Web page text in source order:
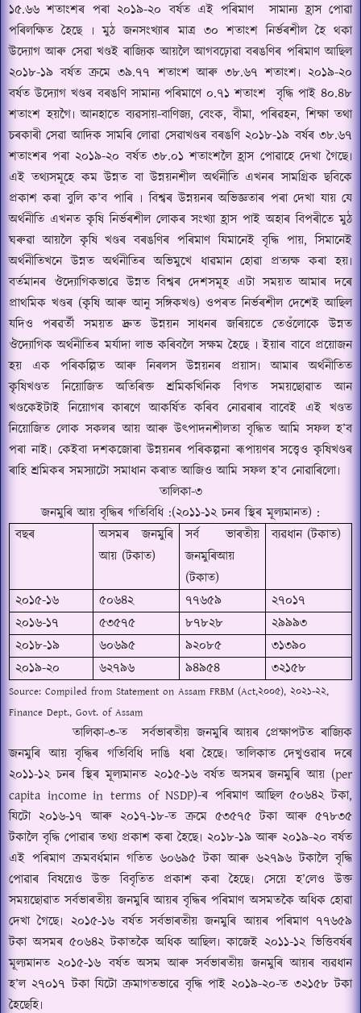
১৫.৬৬ শতাংশৰ পৰা ২০১৯-২০ বৰ্ষত এই পৰিমাণ
সামান্য হ্ৰাস পোৱা
পৰিলক্ষিত হৈছে ৷ মুঠ জনসংখ্যাৰ মাত্ৰ ৩০ শতাংশ নিৰ্ভৰশীল হৈ থকা
উদ্যোগ আৰু সেৱা খণ্ডই ৰাজ্যিক আয়লৈ আগবঢ়োৱা বৰঙণিৰ পৰিমাণআছিল
২০১৮-১৯ বৰ্ষত ক্ৰমে ৩৯.৭৭ শতাংশ আৰু ৩৮.৬৭ শতাংশ৷ ২০১৯-২০
বৰ্ষত উদ্যোগ খণ্ডৰ বৰঙণি সামান্য পৰিমাণে ০.৭১ শতাংশ বৃদ্ধি পাই ৪০.৪৮
শতাংশ হয়গৈ৷ আনহাতে ব্যৱসায়-বাণিজ্য, বেংক,বীমা, পৰিৱহন,শিক্ষা তথা
চৰকাৰী সেৱা আদিক সামৰি লোৱা সেৱাখণ্ডৰ বৰঙণি ২০১৮-১৯ বৰ্ষৰ ৩৮.৬৭
শতাংশৰ পৰা ২০১৯-২০ বৰ্ষত ৩৮.০১ শতাংশলৈ হ্ৰাস পোৱাহে দেখা গৈছে৷
এই তথ্যসমূহে কম উন্নত বা উন্নয়নশীল অৰ্থনীতি এখনৰ সামগ্ৰিক ছবিকে
প্ৰকাশ কৰা বুলি ক’ব পাৰি ৷ বিশ্বৰ উন্নয়নৰ অভিজ্ঞতাৰ পৰা দেখা যায় যে
অৰ্থনীতি এখনত কৃষি নিৰ্ভৰশীল লোকৰ সংখ্যা হ্ৰাস পাই অহাৰ বিপৰীতে মুঠ
ঘৰুৱা আয়লৈ কৃষি খণ্ডৰ বৰঙণিৰ পৰিমাণ যিমানেই বৃদ্ধি পায়,সিমানেই
অৰ্থনীতিখনে উন্নত অৰ্থনীতিৰ অভিমুখে ধাৱমান হোৱা প্ৰত্যক্ষ কৰা হয়৷
বৰ্তমানৰ ঔদ্যোগিকভাৱেউন্নত বিশ্বৰ দেশসমূহ এটা সময়ত আমাৰ দৰে
প্ৰাথমিক খণ্ডৰ (কৃষি আৰু আনু সঙ্গিকখণ্ড) ওপৰত নিৰ্ভৰশীল দেশেই আছিল
যদিও পৰৱৰ্তী সময়ত দ্ৰুত উন্নয়ন সাধনৰ জৰিয়তে তেওঁলোকে উন্নত
ঔদ্যোগিক অৰ্থনীতিৰ মৰ্যাদালাভ কৰিবলৈ সক্ষম হৈছে ৷ ইয়াৰ বাবে প্ৰয়োজন
হয় এক পৰিকল্পিত আৰু নিৰলস উন্নয়নৰ প্ৰয়াস৷ আমাৰ অৰ্থনীতিত
কৃষিখণ্ডত নিয়োজিত অতিৰিক্ত শ্ৰমিকখিনিক বিগত সময়ছোৱাত আন
খণ্ডকেইটাই নিয়োগৰ কাৰণে আকৰ্ষিত কৰিব নোৱৰাৰ বাবেই এই খণ্ডত
নিয়োজিত লোক সকলৰ আয় আৰু উৎপাদনশীলতা বৃদ্ধিত আমি সফল হ’ব
পৰা নাই৷ কেইবা দশকজোৰা উন্নয়নৰ পৰিকল্পনা ৰূপায়ণৰ সত্ত্বেও কৃষিখণ্ডৰ
ৰাহি শ্ৰমিকৰ সমস্যাটো সমাধান কৰাত আজিও আমি সফল হ’ব নোৱাৰিলো৷
তালিকা-৩
জনমুৰি আয় বৃদ্ধিৰ গতিবিধি :(২০১১-১২ চনৰ স্থিৰ মূল্যমানত) :
বছৰ
অসমৰ জনমুৰি
আয় (টকাত)
সৰ্ব ভাৰতীয়
জনমুৰিআয়
(টকাত)
ব্যৱধান (টকাত)
২০১৫-১৬ ৫০৬৪২ ৭৭৬৫৯
২৭০১৭
২০১৬-১৭
৫৩৫৭৫ ৮৭৮২৮
২৯৯৯৩
২০১৮-১৯
৬০৬৯৫ ৯২০৮৫
৩১৩৯০
২০১৯-২০
৬২৭৯৬ ৯৪৯৫৪ ৩২১৫৮
Source: Compiled from Statement on Assam FRBM (Act,২০০৫), ২০২১-২২,
Finance Dept., Govt. of Assam
তালিকা-৩-ত সৰ্বভাৰতীয় জনমুৰি আয়ৰ প্ৰেক্ষাপটত ৰাজ্যিক
জনমুৰি আয় বৃদ্ধিৰ গতিবিধি দাঙি ধৰা হৈছে৷ তালিকাত দেখুওৱাৰ দৰে
২০১১-১২ চনৰ স্থিৰ মূল্যমানত ২০১৫-১৬ বৰ্ষত অসমৰ জনমুৰি আয় (per
capita income in terms of NSDP)-ৰ পৰিমাণ আছিল ৫০৬৪২ টকা,
যিটো ২০১৬-১৭ আৰু ২০১৭-১৮-ত ক্ৰমে ৫৩৫৭৫ টকা আৰু ৫৭৮৩৫
টকালৈ বৃদ্ধি পোৱাৰ তথ্য প্ৰকাশ কৰা হৈছে৷ ২০১৮-১৯ আৰু ২০১৯-২০ বৰ্ষত
এই পৰিমাণ ক্ৰমবৰ্ধমান গতিত ৬০৬৯৫ টকা আৰু ৬২৭৯৬ টকালৈ বৃদ্ধি
পোৱাৰ বিষয়েও উক্ত বিবৃতিত প্ৰকাশ কৰা হৈছে৷ সেয়ে হ’লেও উক্ত
সময়ছোৱাত সৰ্বভাৰতীয় জনমুৰি আয়ৰ বৃদ্ধিৰ পৰিমাণ অসমতকৈ অধিক হোৱা
দেখা গৈছে৷ ২০১৫-১৬ বৰ্ষত সৰ্বভাৰতীয় জনমুৰি আয়ৰ পৰিমাণ ৭৭৬৫৯
টকা অসমৰ ৫০৬৪২ টকাতকৈ অধিক আছিল৷ কাজেই ২০১১-১২ ভিত্তিবৰ্ষৰ
মূল্যমানত ২০১৫-১৬ বৰ্ষত অসম আৰু সৰ্বভাৰতীয় জনমুৰি আয়ৰ ব্যৱধান
হ’ল ২৭০১৭ টকা যিটো ক্ৰমাগতভাৱে বৃদ্ধি পাই ২০১৯-২০-ত ৩২১৫৮ টকা
হৈছেহি৷